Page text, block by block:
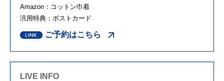
Amazon：コットン巾着
汎用特典：ポストカード
ご予約はこちら
LIVE INFO